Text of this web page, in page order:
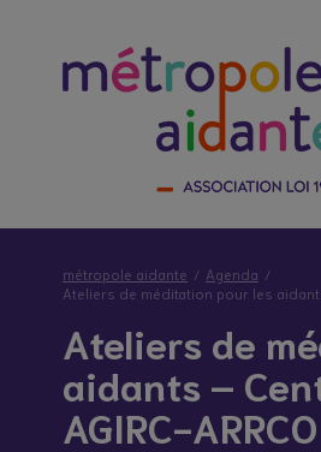
métropole aidante
Agenda
Ateliers de méditation pour les
Ateliers de
aidants –
AGIRC-ARRCO